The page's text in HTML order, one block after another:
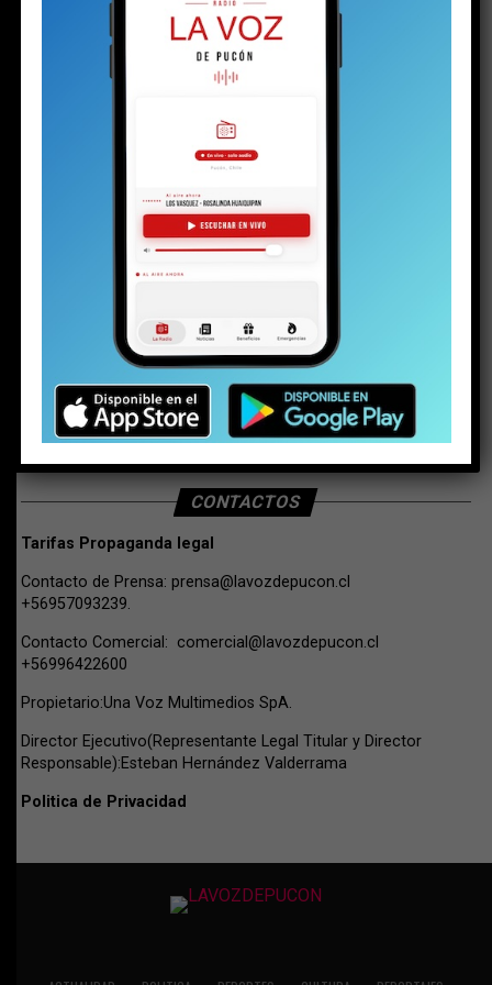
BUSCAR
CONTACTOS
Tarifas Propaganda legal
Contacto de Prensa: prensa@lavozdepucon.cl
+56957093239.
Contacto Comercial: comercial@lavozdepucon.cl
+56996422600
Propietario:Una Voz Multimedios SpA.
Director Ejecutivo(Representante Legal Titular y Director
Responsable):Esteban Hernández Valderrama
Politica de Privacidad